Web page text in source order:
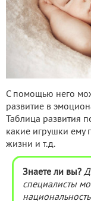
С помощью него
развитие в
Таблица развития
какие игрушки ему
жизни и т.д.
Знаете ли вы?
специалисты